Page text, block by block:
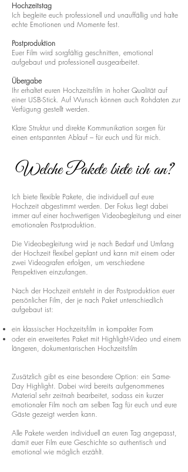
Hochzeitstag
Ich begleite euch professionell und unauffällig und halte
echte Emotionen und Momente fest.
Postproduktion
Euer Film wird sorgfältig geschnitten, emotional
aufgebaut und professionell ausgearbeitet.
Übergabe
Ihr erhaltet euren Hochzeitsfilm in hoher Qualität auf
einer USB-Stick. Auf Wunsch können auch Rohdaten zur
Verfügung gestellt werden.
Klare Struktur und direkte Kommunikation sorgen für
einen entspannten Ablauf – für euch und für mich.
Welche Pakete biete ich an?
Ich biete flexible Pakete, die individuell auf eure
Hochzeit abgestimmt werden. Der Fokus liegt dabei
immer auf einer hochwertigen Videobegleitung und einer
emotionalen Postproduktion.
Die Videobegleitung wird je nach Bedarf und Umfang
der Hochzeit flexibel geplant und kann mit einem oder
zwei Videografen erfolgen, um verschiedene
Perspektiven einzufangen.
Nach der Hochzeit entsteht in der Postproduktion euer
persönlicher Film, der je nach Paket unterschiedlich
aufgebaut ist:
ein klassischer Hochzeitsfilm in kompakter Form
oder ein erweitertes Paket mit Highlight-Video und einem
längeren, dokumentarischen Hochzeitsfilm
Zusätzlich gibt es eine besondere Option: ein Same-
Day Highlight. Dabei wird bereits aufgenommenes
Material sehr zeitnah bearbeitet, sodass ein kurzer
emotionaler Film noch am selben Tag für euch und eure
Gäste gezeigt werden kann.
Alle Pakete werden individuell an euren Tag angepasst,
damit euer Film eure Geschichte so authentisch und
emotional wie möglich erzählt.